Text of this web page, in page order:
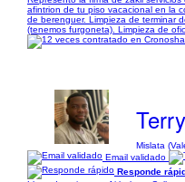
afintrion de tu piso vacacional en la
de berenguer. Limpieza de terminar
(tenemos furgoneta). Limpieza de
Mislata
Email validado
Responde